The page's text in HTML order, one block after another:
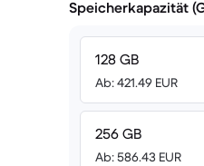
Speicherkapazität
128 GB
Ab: 421.49 EUR
256 GB
Ab: 586.43 EUR